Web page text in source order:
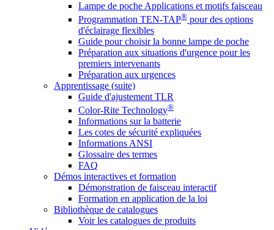
Lampe de poche Applications et motifs faisceau
Programmation TEN-TAP® pour des options
d'éclairage flexibles
Guide pour choisir la bonne lampe de poche
Préparation aux situations d'urgence pour les
premiers intervenants
Préparation aux urgences
Apprentissage (suite)
Guide d'ajustement TLR
Color-Rite Technology®
Informations sur la batterie
Les cotes de sécurité expliquées
Informations ANSI
Glossaire des termes
FAQ
Démos interactives et formation
Démonstration de faisceau interactif
Formation en application de la loi
Bibliothèque de catalogues
Voir les catalogues de produits